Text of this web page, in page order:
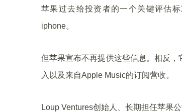
苹果过去给投资者的一个关键评估
iphone。
但苹果宣布不再提供这些信息。相反
入以及来自Apple Music的订阅营收。
Loup Ventures创始人、长期担任苹果